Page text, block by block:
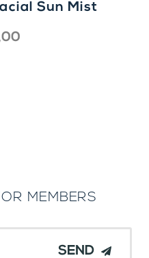
Sun Mist
MEMBERS